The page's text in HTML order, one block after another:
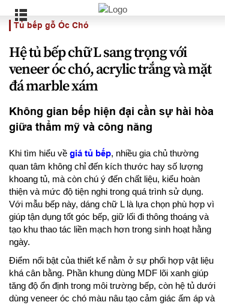
Tủ bếp gỗ Óc Chó
Hệ tủ bếp chữ L sang trọng với
veneer óc chó, acrylic trắng và mặt
đá marble xám
Không gian bếp hiện đại cần sự hài hòa
giữa thẩm mỹ và công năng
Khi tìm hiểu về giá tủ bếp, nhiều gia chủ thường
quan tâm không chỉ đến kích thước hay số lượng
khoang tủ, mà còn chú ý đến chất liệu, kiểu hoàn
thiện và mức độ tiện nghi trong quá trình sử dụng.
Với mẫu bếp này, dáng chữ L là lựa chọn phù hợp vì
giúp tận dụng tốt góc bếp, giữ lối đi thông thoáng và
tạo khu thao tác liền mạch hơn trong sinh hoạt hằng
ngày.
Điểm nổi bật của thiết kế nằm ở sự phối hợp vật liệu
khá cân bằng. Phần khung dùng MDF lõi xanh giúp
tăng độ ổn định trong môi trường bếp, còn hệ tủ dưới
dùng veneer óc chó màu nâu tạo cảm giác ấm áp và